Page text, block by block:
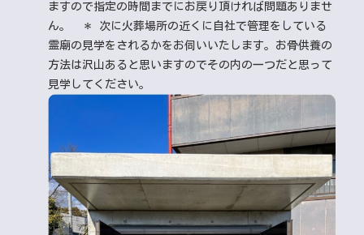
ますので指定の時間までにお戻り頂ければ問題ありませ
ん。
＊ 次に火葬場所の近くに自社で管理をしている
霊廟の見学をされるかをお伺いいたします。お骨供養の
方法は沢山あると思いますのでその内の一つだと思って
見学してください。